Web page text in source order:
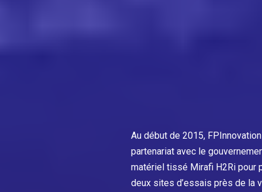
Au début de 2015,
partenariat avec le
matériel tissé Mirafi H2Ri pour
deux sites d’essais près de la